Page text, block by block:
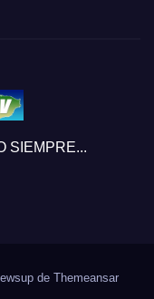
SIEMPRE...
de Themeansar